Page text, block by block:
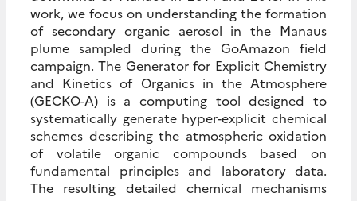
work, we focus on understanding the formation
of secondary organic aerosol in the Manaus
plume sampled during the GoAmazon field
campaign. The Generator for Explicit Chemistry
and Kinetics of Organics in the Atmosphere
(GECKO-A) is a computing tool designed to
systematically generate hyper-explicit chemical
schemes describing the atmospheric oxidation
of volatile organic compounds based on
fundamental principles and laboratory data.
The resulting detailed chemical mechanisms